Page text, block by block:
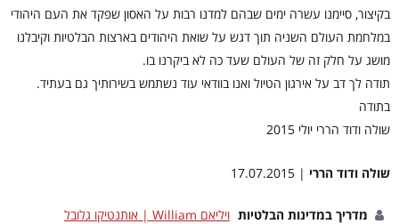
בקיצור, סיימנו עשרה ימים שבהם למדנו רבות על האסון שפקד את העם היהודי
במלחמת העולם השניה תוך דגש על שואת היהודים בארצות הבלטיות וקיבלנו
מושג על חלק זה של העולם שעד כה לא ביקרנו בו.
תודה לך דב על אירגון הטיול ואנו בוודאי עוד נשתמש בשירותיך גם בעתיד.
בתודה
שולה ודוד הררי יולי 2015
שולה ודוד הררי | 17.07.2015
מדריך במדינות הבלטיות ויליאם William | אותנטיקו גלובל